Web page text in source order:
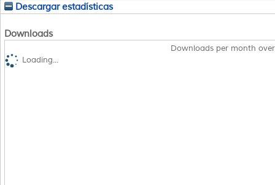
Descargar estadísticas
Downloads
Downloads per month
Loading...